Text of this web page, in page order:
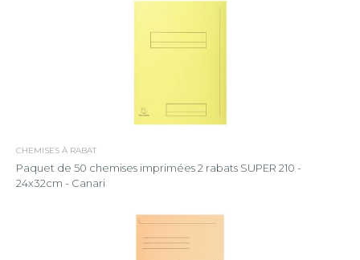
CHEMISES À RABAT
Paquet de 50 chemises imprimées 2 rabats SUPER 210 -
24x32cm - Canari